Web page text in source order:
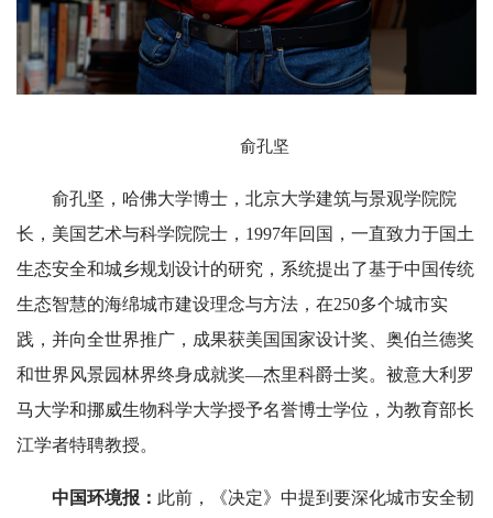
俞孔坚
俞孔坚，哈佛大学博士，北京大学建筑与景观学院院
长，美国艺术与科学院院士，1997年回国，一直致力于国土
生态安全和城乡规划设计的研究，系统提出了基于中国传统
生态智慧的海绵城市建设理念与方法，在250多个城市实
践，并向全世界推广，成果获美国国家设计奖、奥伯兰德奖
和世界风景园林界终身成就奖—杰里科爵士奖。被意大利罗
马大学和挪威生物科学大学授予名誉博士学位，为教育部长
江学者特聘教授。
中国环境报： 此前，《决定》中提到要深化城市安全韧